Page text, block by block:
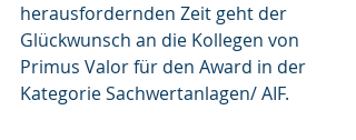
herausfordernden Zeit geht der
Glückwunsch an die Kollegen von
Primus Valor für den Award in der
Kategorie Sachwertanlagen/ AIF.